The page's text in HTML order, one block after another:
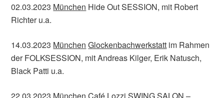
02.03.2023 München Hide Out SESSION, mit Robert
Richter u.a.
14.03.2023 München Glockenbachwerkstatt im Rahmen
der FOLKSESSION, mit Andreas Kilger, Erik Natusch,
Black Patti u.a.